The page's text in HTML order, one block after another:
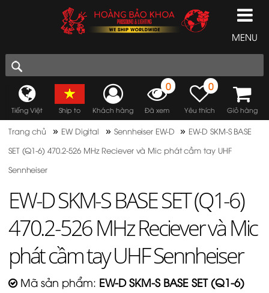
MENU
Tiếng Việt Ship to Khách hàng
0
Đã xem
0
Yêu thích Giỏ hàng
Trang chủ » EW Digital »Sennheiser EW-D » EW-D SKM-S BASE
SET (Q1-6) 470.2-526 MHz Reciever và Mic phát cầm tay UHF
Sennheiser
EW-D SKM-S BASE SET (Q1-6)
470.2-526 MHz Reciever và Mic
phát cầm tay UHF Sennheiser
Mã sản phẩm: EW-D SKM-S BASE SET (Q1-6)